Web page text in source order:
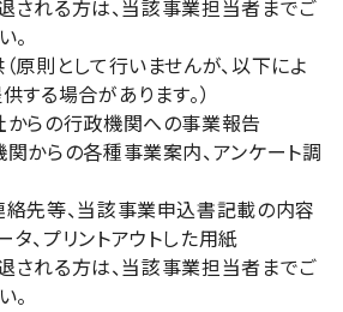
される方は、当該事業担当者までご
。
原則として行いませんが、以下によ
する場合があります。）
からの行政機関への事業報告
関からの各種事業案内、アンケート調
絡先等、当該事業申込書記載の内容
タ、プリントアウトした用紙
される方は、当該事業担当者までご
。